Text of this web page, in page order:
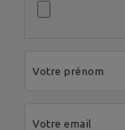
Votre prénom
Votre email